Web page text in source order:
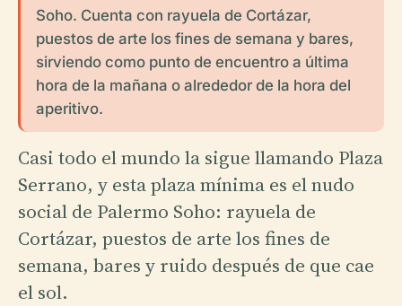
Soho. Cuenta con rayuela de Cortázar,
puestos de arte los fines de semana y bares,
sirviendo como punto de encuentro a última
hora de la mañana o alrededor de la hora del
aperitivo.
Casi todo el mundo la sigue llamando Plaza
Serrano, y esta plaza mínima es el nudo
social de Palermo Soho: rayuela de
Cortázar, puestos de arte los fines de
semana, bares y ruido después de que cae
el sol.